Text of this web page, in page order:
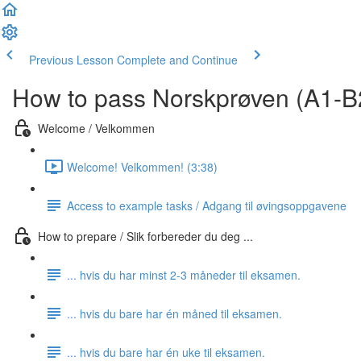
Previous Lesson Complete and Continue
How to pass Norskprøven (A1-
Welcome / Velkommen
Welcome! Velkommen! (3:38)
Access to example tasks / Adgang til øvingsoppgavene
How to prepare / Slik forbereder du deg ...
... hvis du har minst 2-3 måneder til eksamen.
... hvis du bare har én måned til eksamen.
... hvis du bare har én uke til eksamen.